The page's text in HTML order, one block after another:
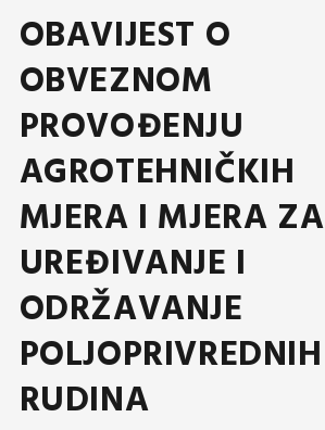
OBAVIJEST O
OBVEZNOM
PROVOĐENJU
AGROTEHNIČKIH
MJERA I MJERA ZA
UREĐIVANJE I
ODRŽAVANJE
POLJOPRIVREDNIH
RUDINA